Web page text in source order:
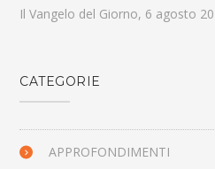
Il Vangelo del Giorno, 6 agosto
CATEGORIE
APPROFONDIMENTI